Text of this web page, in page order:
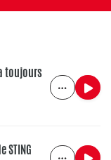
toujours
STING